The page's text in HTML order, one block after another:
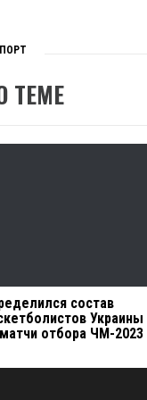
ТЕМЕ
состав
Украины
отбора ЧМ-2023